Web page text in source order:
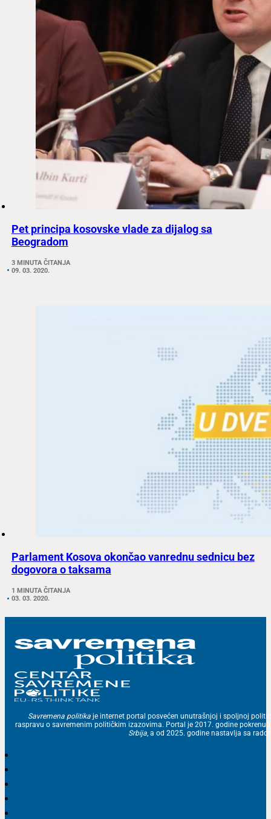
Pet principa kosovske vlade za dijalog sa
Beogradom
3 MINUTA ČITANJA
09. 03. 2020.
Parlament Kosova okončao vanrednu sednicu bez
dogovora o taksama
1 MINUTA ČITANJA
03. 03. 2020.
Savremena politika je internet portal posvećen unutrašnjoj i spoljnoj
raspravu o savremenim političkim izazovima. Portal je 2017. godine
Srbija , a od 2025. godine nastavlja sa